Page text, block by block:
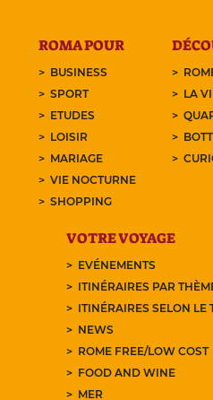
ROMA POUR
BUSINESS
SPORT
ETUDES
LOISIR
MARIAGE
VIE NOCTURNE
SHOPPING
LA
VOTRE VOYAGE
EVÉNEMENTS
ITINÉRAIRES PAR
ITINÉRAIRES SELON LE
NEWS
ROME FREE/LOW COST
FOOD AND WINE
MER